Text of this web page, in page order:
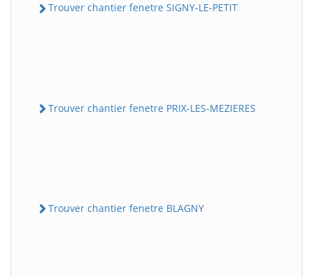
Trouver chantier fenetre SIGNY-LE-PETIT
Trouver chantier fenetre PRIX-LES-MEZIERES
Trouver chantier fenetre BLAGNY